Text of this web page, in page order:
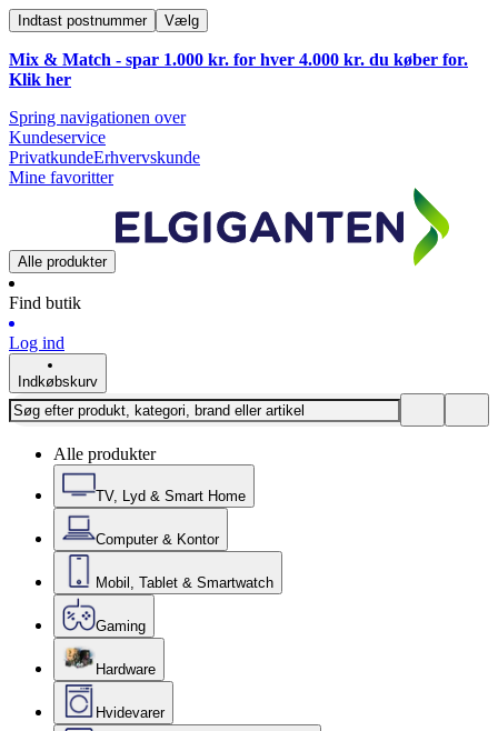
Indtast postnummer Vælg
Mix & Match - spar 1.000 kr. for hver 4.000 kr. du køber for.
Klik her
Spring navigationen over
Kundeservice
PrivatkundeErhvervskunde
Mine favoritter
Alle produkter
Find butik
Log ind
Indkøbskurv
Alle produkter
TV, Lyd & Smart Home
Computer & Kontor
Mobil, Tablet & Smartwatch
Gaming
Hardware
Hvidevarer